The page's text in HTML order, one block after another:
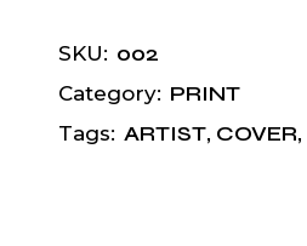
SKU: 002
Category: PRINT
Tags: ARTIST, COVER,